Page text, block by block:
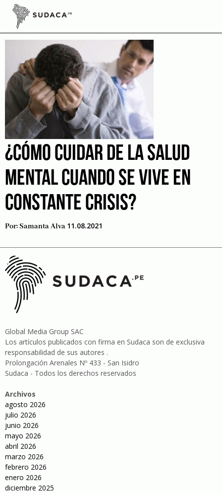
Skip
contentsoledad
¿CÓMO CUIDAR DE LA SALUD
MENTAL CUANDO SE VIVE EN
CONSTANTE CRISIS?
Por:Samanta Alva 11.08.2021
Global Media Group SAC
Los artículos publicados con firma en Sudaca son de exclusiva
responsabilidad de sus autores .
Prolongación Arenales Nº 433 - San Isidro
Sudaca - Todos los derechos reservados
Archivos
agosto 2026
julio 2026
junio 2026
mayo 2026
abril 2026
marzo 2026
febrero 2026
enero 2026
diciembre 2025